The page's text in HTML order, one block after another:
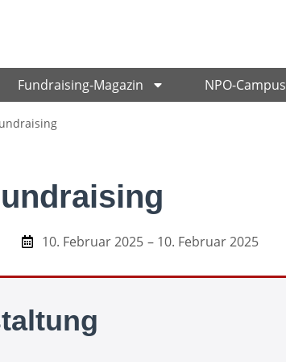
Fundraising-Magazin NPO-Campus
10. Februar 2025 – 10. Februar 2025